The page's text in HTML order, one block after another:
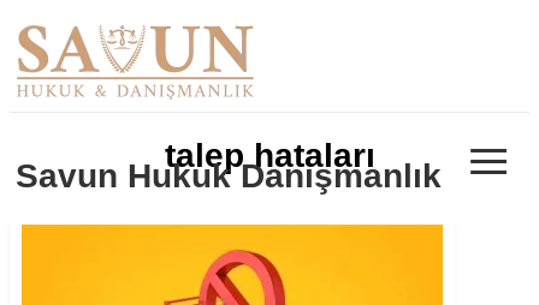
Savun Hukuk Danışmanlık ≡
talep hataları